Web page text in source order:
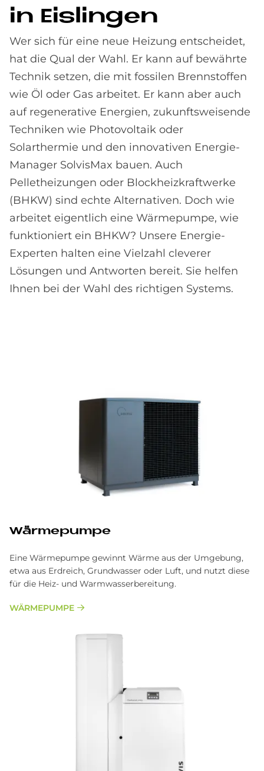
in Eis­lin­gen
Wer sich für eine neue Heizung entscheidet,
hat die Qual der Wahl. Er kann auf bewährte
Technik setzen, die mit fossilen Brennstoffen
wie Öl oder Gas arbeitet. Er kann aber auch
auf regenerative Energien, zukunftsweisende
Techniken wie Photovoltaik oder
Solarthermie und den innovativen Energie-
Manager SolvisMax bauen. Auch
Pelletheizungen oder Blockheizkraftwerke
(BHKW) sind echte Alternativen. Doch wie
arbeitet eigentlich eine Wärmepumpe, wie
funktioniert ein BHKW? Unsere Energie-
Experten halten eine Vielzahl cleverer
Lösungen und Antworten bereit. Sie helfen
Ihnen bei der Wahl des richtigen Systems.
Wär­me­pum­pe
Eine Wärmepumpe gewinnt Wärme aus der Umgebung,
etwa aus Erdreich, Grundwasser oder Luft, und nutzt diese
für die Heiz- und Warmwasserbereitung.
WÄRMEPUMPE